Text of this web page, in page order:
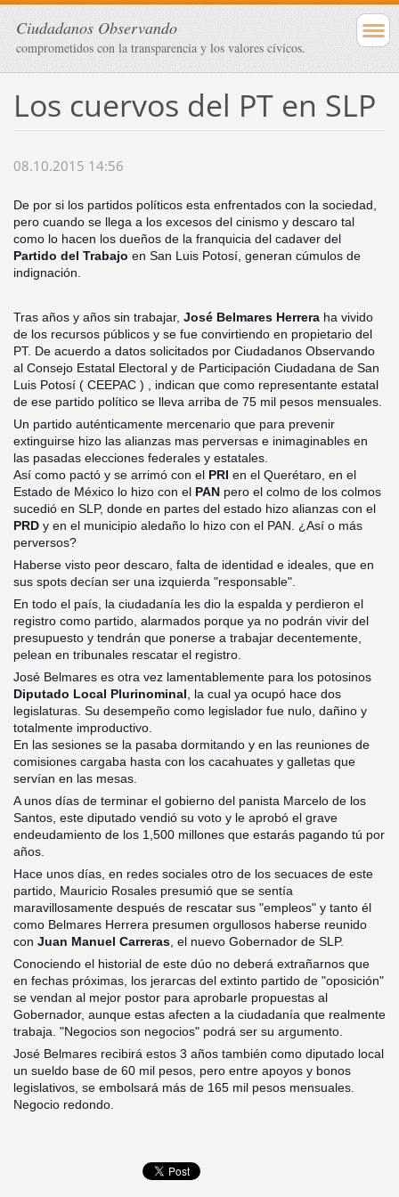
Ciudadanos Observando
comprometidos con la transparencia y los valores cívicos.
Los cuervos del PT en SLP
08.10.2015 14:56
De por si los partidos políticos esta enfrentados con la sociedad,
pero cuando se llega a los excesos del cinismo y descaro tal
como lo hacen los dueños de la franquicia del cadaver del
Partido del Trabajo en San Luis Potosí, generan cúmulos de
indignación.
Tras años y años sin trabajar, José Belmares Herreraha vivido
de los recursos públicos y se fue convirtiendo en propietario del
PT. De acuerdo a datos solicitados por Ciudadanos Observando
al Consejo Estatal Electoral y de Participación Ciudadana de San
Luis Potosí ( CEEPAC ) , indican que como representante estatal
de ese partido político se lleva arriba de 75 mil pesos mensuales.
Un partido auténticamente mercenario que para prevenir
extinguirse hizo las alianzas mas perversas e inimaginables en
las pasadas elecciones federales y estatales.
Así como pactó y se arrimó con el PRI en el Querétaro, en el
Estado de México lo hizo con el PANpero el colmo de los colmos
sucedió en SLP, donde en partes del estado hizo alianzas con el
PRDy en el municipio aledaño lo hizo con el PAN. ¿Así o más
perversos?
Haberse visto peor descaro, falta de identidad e ideales, que en
sus spots decían ser una izquierda "responsable".
En todo el país, la ciudadanía les dio la espalda y perdieron el
registro como partido, alarmados porque ya no podrán vivir del
presupuesto y tendrán que ponerse a trabajar decentemente,
pelean en tribunales rescatar el registro.
José Belmares es otra vez lamentablemente para los potosinos
Diputado Local Plurinominal , la cual ya ocupó hace dos
legislaturas. Su desempeño como legislador fue nulo, dañino y
totalmente improductivo.
En las sesiones se la pasaba dormitando y en las reuniones de
comisiones cargaba hasta con los cacahuates y galletas que
servían en las mesas.
A unos días de terminar el gobierno del panista Marcelo de los
Santos, este diputado vendió su voto y le aprobó el grave
endeudamiento de los 1,500 millones que estarás pagando tú por
años.
Hace unos días, en redes sociales otro de los secuaces de este
partido, Mauricio Rosales presumió que se sentía
maravillosamente después de rescatar sus "empleos" y tanto él
como Belmares Herrera presumen orgullosos haberse reunido
con Juan Manuel Carreras, el nuevo Gobernador de SLP.
Conociendo el historial de este dúo no deberá extrañarnos que
en fechas próximas, los jerarcas del extinto partido de "oposición"
se vendan al mejor postor para aprobarle propuestas al
Gobernador, aunque estas afecten a la ciudadanía que realmente
trabaja. "Negocios son negocios" podrá ser su argumento.
José Belmares recibirá estos 3 años también como diputado local
un sueldo base de 60 mil pesos, pero entre apoyos y bonos
legislativos, se embolsará más de 165 mil pesos mensuales.
Negocio redondo.